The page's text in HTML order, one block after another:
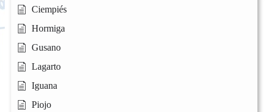
Ciempiés
Hormiga
Gusano
Lagarto
Iguana
Piojo